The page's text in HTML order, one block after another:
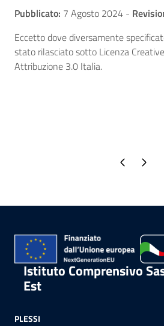
Pubblicato: 7 Agosto 2024 -
Eccetto dove diversamente
stato rilasciato sotto Licenza
Attribuzione 3.0 Italia.
Pagina precedente
Pagina
Istituto Comprensivo
Est
PLESSI